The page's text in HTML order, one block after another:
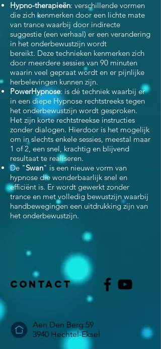
Hypno-therapieën: verschillende vormen
die zich kenmerken door een lichte mate
van trance waarbij door indirecte
suggestie (een verhaal) er een verandering
in het onderbewustzijn wordt
bereikt. Deze technieken kenmerken zich
door meerdere sessies van 90 minuten
waarin veel gepraat wordt en er pijnlijke
herbelevingen kunnen zijn.
PowerHypnose: is dé techniek waarbij er
in een diepe Hypnose rechtstreeks tegen
het onderbewustzijn wordt gesproken.
Het zijn korte rechtstreekse instructies
zonder dialogen. Hierdoor is het mogelijk
om in slechts enkele sessies, meestal maar
1 of 2, een snel, krachtig en blijvend
resultaat te realiseren.
De "Swan" is een nieuwe vorm van
hypnose die wonderbaarlijk snel en
efficiënt is. Er wordt gewerkt zonder
trance en met volledig bewustzijn waarbij
handbewegingen een uitdrukking zijn van
het onderbewustzijn.
Contact
Aen Den Berg 59
3940 Hechtel-Eksel